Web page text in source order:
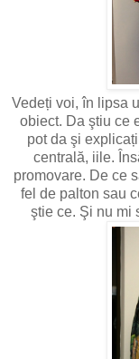
Vedeți voi, în lipsa
obiect. Da ştiu ce
pot da şi
centrală, iile.
promovare. De ce
fel de palton sau
ştie ce. Şi nu mi